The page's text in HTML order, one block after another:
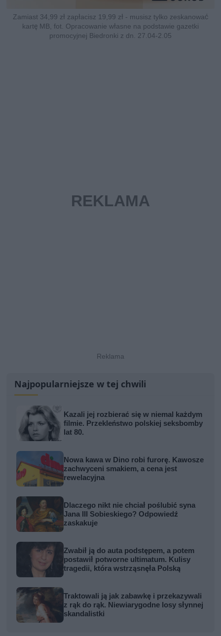
Zamiast 34,99 zł zapłacisz 19,99 zł - musisz tylko zeskanować
kartę MB, fot. Opracowanie własne na podstawie gazetki
promocyjnej Biedronki z dn. 27.04-2.05
Najpopularniejsze w tej chwili
Kazali jej rozbierać się w niemal każdym
filmie. Przekleństwo polskiej seksbomby
lat 80.
Nowa kawa w Dino robi furorę. Kawosze
zachwyceni smakiem, a cena jest
rewelacyjna
Dlaczego nikt nie chciał poślubić syna
Jana III Sobieskiego? Odpowiedź
zaskakuje
Zwabił ją do auta podstępem, a potem
postawił potworne ultimatum. Kulisy
tragedii, która wstrząsnęła Polską
Traktowali ją jak zabawkę i przekazywali
z rąk do rąk. Niewiarygodne losy słynnej
skandalistki